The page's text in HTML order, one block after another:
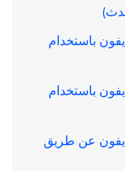
باستخدام
باستخدام
الايفون عن طريق